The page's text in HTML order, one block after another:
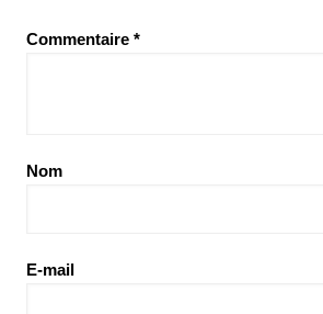
Commentaire *
Nom
E-mail